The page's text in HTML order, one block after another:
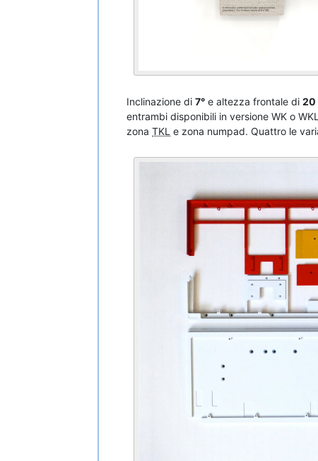
Inclinazione di 7° e altezza frontale di 20
entrambi disponibili in versione WK o
zona TKL e zona numpad. Quattro le